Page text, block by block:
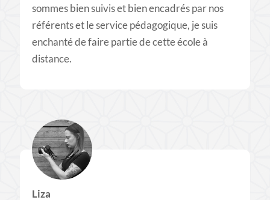
sommes bien suivis et bien encadrés par nos
référents et le service pédagogique, je suis
enchanté de faire partie de cette école à
distance.
Liza